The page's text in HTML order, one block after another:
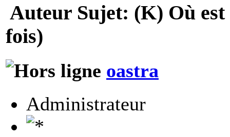
Auteur Sujet: (K) Où
fois)
oastra
Administrateur